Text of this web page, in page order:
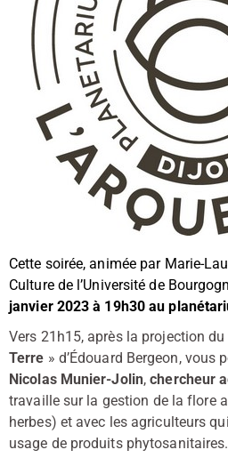
Cette soirée, animée par Marie-
Culture de l’Université de
janvier 2023 à 19h30 au
Vers 21h15, après la projection
Terre » d’Édouard Bergeon, vous
Nicolas Munier-Jolin,chercheur
travaille sur la gestion de la flore
herbes) et avec les agriculteurs
usage de produits phytosanitaires.